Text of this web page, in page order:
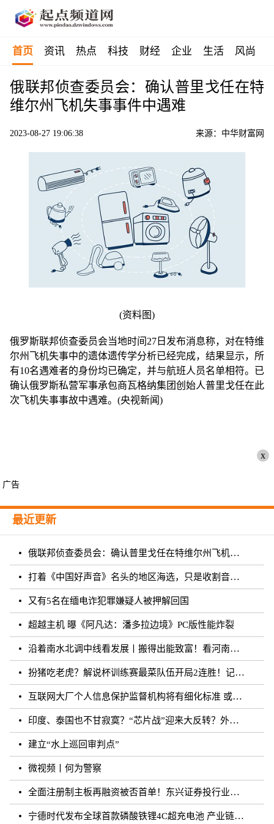
首页 资讯 热点 科技 财经 企业 生活 风尚
俄联邦侦查委员会：确认普里戈任在特
维尔州飞机失事事件中遇难
2023-08-27 19:06:38 来源：中华财富网
(资料图)
俄罗斯联邦侦查委员会当地时间27日发布消息称，对在特维
尔州飞机失事中的遗体遗传学分析已经完成，结果显示，所
有10名遇难者的身份均已确定，并与航班人员名单相符。已
确认俄罗斯私营军事承包商瓦格纳集团创始人普里戈任在此
次飞机失事事故中遇难。(央视新闻)
x
广告
最近更新
俄联邦侦查委员会：确认普里戈任在特维尔州飞机失事事件中遇难
打着《中国好声音》名头的地区海选，只是收割音乐梦想的圈钱游戏？
又有5名在缅电诈犯罪嫌疑人被押解回国
超越主机 曝《阿凡达：潘多拉边境》PC版性能炸裂
沿着南水北调中线看发展丨搬得出能致富！看河南各地“移民村”如何变身“宜民村”
扮猪吃老虎？解说杯训练赛最菜队伍开局2连胜！记得躺枪
互联网大厂个人信息保护监督机构将有细化标准 或须六个月内完成组建
印度、泰国也不甘寂寞？“芯片战”迎来大反转？外媒：风云再起
建立“水上巡回审判点”
微视频丨何为警察
全面注册制主板再融资被否首单！东兴证券投行业务再遭打击
宁德时代发布全球首款磷酸铁锂4C超充电池 产业链上市公司相继规划和布局